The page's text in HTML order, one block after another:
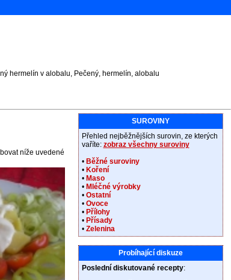
hermelín v alobalu, Pečený, hermelín, alobalu
níže uvedené
SUROVINY
Přehled nejběžnějších surovin, ze kterých
vaříte: zobraz všechny suroviny
• Běžné suroviny
• Koření
• Maso
• Mléčné výrobky
• Ostatní
• Ovoce
• Přílohy
• Přísady
• Zelenina
Probíhající diskuze
Poslední diskutované recepty: